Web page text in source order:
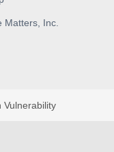
Matters, Inc.
Vulnerability